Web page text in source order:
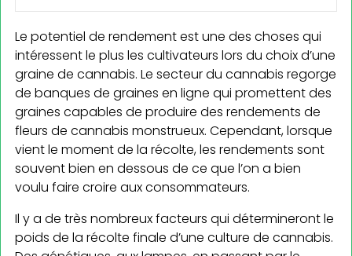
Le potentiel de rendement est une des choses qui
intéressent le plus les cultivateurs lors du choix d’une
graine de cannabis. Le secteur du cannabis regorge
de banques de graines en ligne qui promettent des
graines capables de produire des rendements de
fleurs de cannabis monstrueux. Cependant, lorsque
vient le moment de la récolte, les rendements sont
souvent bien en dessous de ce que l’on a bien
voulu faire croire aux consommateurs.
Il y a de très nombreux facteurs qui détermineront le
poids de la récolte finale d’une culture de cannabis.